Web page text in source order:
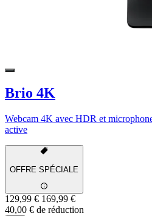
Brio 4K
Webcam 4K avec HDR et
active
OFFRE SPÉCIALE
129,99 € 169,99 €
40,00 € de réduction